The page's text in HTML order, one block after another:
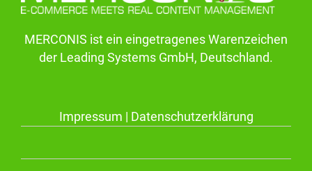
MERCONIS ist ein eingetragenes Warenzeichen
der Leading Systems GmbH, Deutschland.
Impressum Datenschutzerklärung